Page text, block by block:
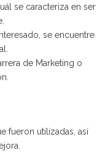
se caracteriza en ser
se encuentre
de Marketing o
fueron utilizadas, así